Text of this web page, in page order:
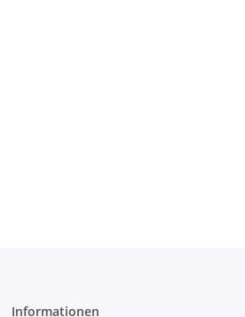
Informationen